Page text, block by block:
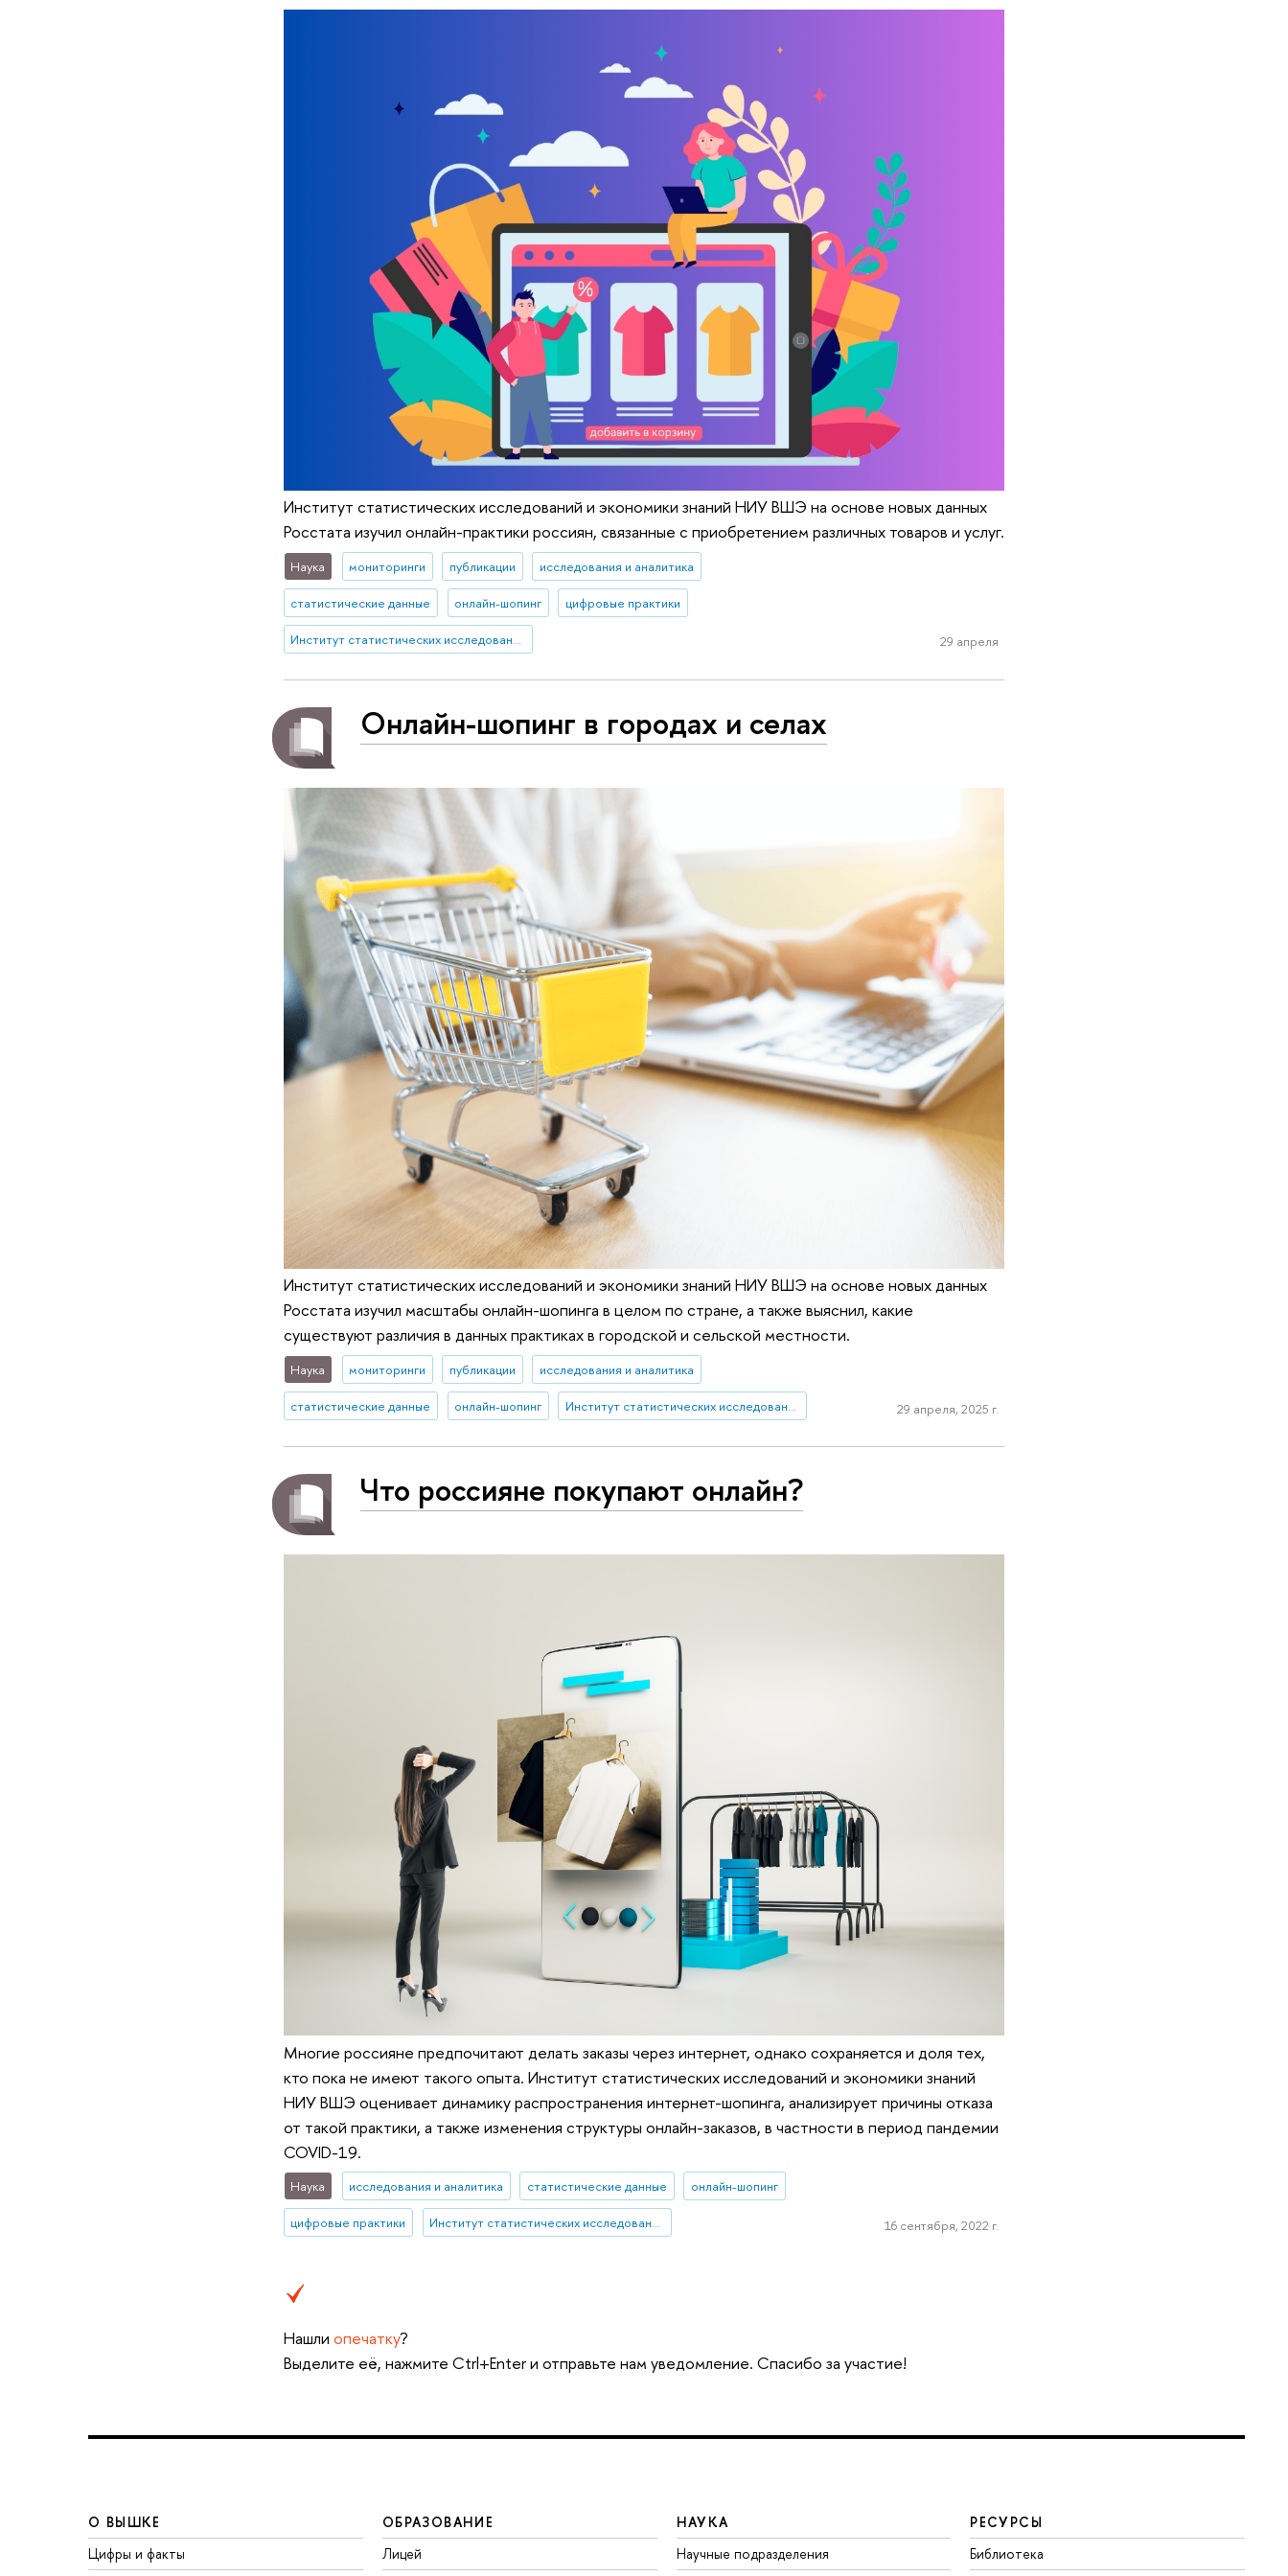
Институт статистических исследований и экономики знаний НИУ ВШЭ на основе новых данных
Росстата изучил онлайн-практики россиян, связанные с приобретением различных товаров и услуг.
Наука мониторинги публикации исследования и аналитика
статистические данные онлайн-шопинг цифровые практики
Институт статистических исследований и экономики знаний 29 апреля
Онлайн-шопинг в городах и селах
Институт статистических исследований и экономики знаний НИУ ВШЭ на основе новых данных
Росстата изучил масштабы онлайн-шопинга в целом по стране, а также выяснил, какие
существуют различия в данных практиках в городской и сельской местности.
Наука мониторинги публикации исследования и аналитика
статистические данные онлайн-шопинг Институт статистических исследований и экономики знаний 29 апреля, 2025 г.
Что россияне покупают онлайн?
Многие россияне предпочитают делать заказы через интернет, однако сохраняется и доля тех,
кто пока не имеют такого опыта. Институт статистических исследований и экономики знаний
НИУ ВШЭ оценивает динамику распространения интернет-шопинга, анализирует причины отказа
от такой практики, а также изменения структуры онлайн-заказов, в частности в период пандемии
COVID-19.
Наука исследования и аналитика статистические данные онлайн-шопинг
цифровые практики Институт статистических исследований и экономики знаний 16 сентября, 2022 г.
Нашли опечатку?
Выделите её, нажмите Ctrl+Enter и отправьте нам уведомление. Спасибо за участие!
О ВЫШКЕ
Цифры и факты
ОБРАЗОВАНИЕ
Лицей
НАУКА
Научные подразделения
РЕСУРСЫ
Библиотека